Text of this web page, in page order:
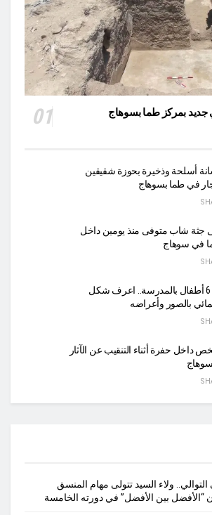
بمركز طما بسوهاج
أسلحة وذخيرة بحوزة شقيقين
في طما بسوهاج
جثة شاب متوفى منذ يومين داخل
في سوهاج
بعد إصابة 6 أطفال بالمدرسة.. اعرف شكل
بالصور وأعراضه
حفرة أثناء التنقيب عن الآثار
التوالي.. ولاء السيد تتولى مهام المنسق
“الأفضل بين الأفضل” في دورته الخامسة